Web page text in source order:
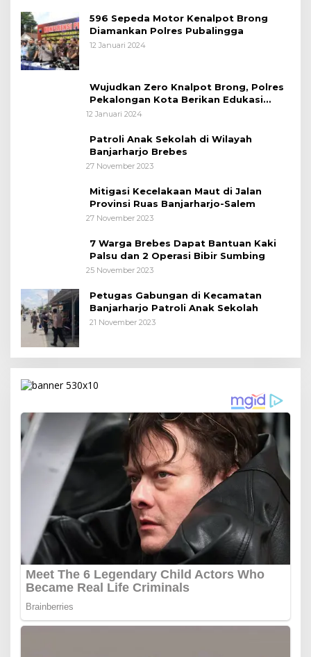
596 Sepeda Motor Kenalpot Brong
Diamankan Polres Pubalingga
12 Januari 2024
Wujudkan Zero Knalpot Brong, Polres
Pekalongan Kota Berikan Edukasi
Kepada Pelajar
12 Januari 2024
Patroli Anak Sekolah di Wilayah
Banjarharjo Brebes
27 November 2023
Mitigasi Kecelakaan Maut di Jalan
Provinsi Ruas Banjarharjo-Salem
27 November 2023
7 Warga Brebes Dapat Bantuan Kaki
Palsu dan 2 Operasi Bibir Sumbing
25 November 2023
Petugas Gabungan di Kecamatan
Banjarharjo Patroli Anak Sekolah
21 November 2023